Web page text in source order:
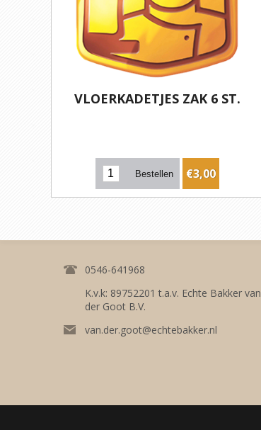
VLOERKADETJES ZAK 6 ST.
€3,00
0546-641968
K.v.k: 89752201 t.a.v. Echte Bakker van
der Goot B.V.
van.der.goot@echtebakker.nl